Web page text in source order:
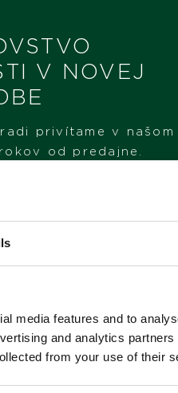
media features and to
and analytics
from your use of their
V NOVEJ
privítame v našom
od predajne.
SHOWROOM